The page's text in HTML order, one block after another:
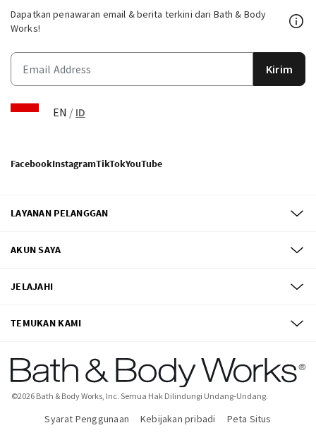
Dapatkan penawaran email & berita terkini dari Bath & Body
Works!
Kirim
EN / ID
FacebookInstagramTikTokYouTube
LAYANAN PELANGGAN
AKUN SAYA
JELAJAHI
TEMUKAN KAMI
©2026 Bath & Body Works, Inc. Semua Hak Dilindungi Undang-Undang.
Syarat Penggunaan Kebijakan pribadi Peta Situs